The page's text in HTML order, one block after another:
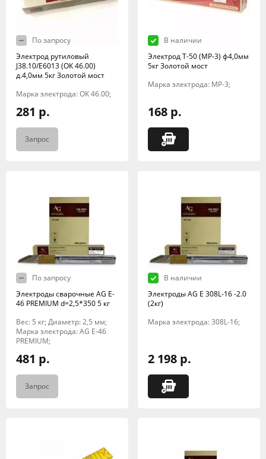
По запросу
Электрод рутиловый
J38.10/E6013 (ОК 46.00)
д.4,0мм 5кг Золотой мост
Марка электрода: ОК 46.00;
281 р.
Запрос
В наличии
Электрод Т-50 (МР-3) ф4,0мм
5кг Золотой мост
Марка электрода: МР-3;
168 р.
По запросу
Электроды сварочные AG E-
46 PREMIUM d=2,5*350 5 кг
Вес: 5 кг; Диаметр: 2,5 мм;
Марка электрода: AG E-46
PREMIUM;
481 р.
Запрос
В наличии
Электроды AG E 308L-16 -2.0
(2кг)
Марка электрода: 308L-16;
2 198 р.